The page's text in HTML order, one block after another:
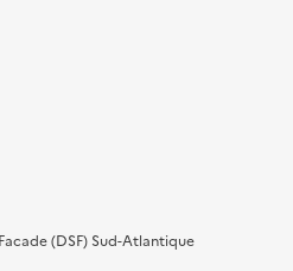
(DSF) Sud-Atlantique